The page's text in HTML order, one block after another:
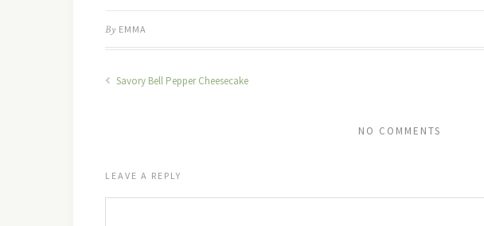
By EMMA
Savory Bell Pepper Cheesecake
NO COMMENTS
LEAVE A REPLY